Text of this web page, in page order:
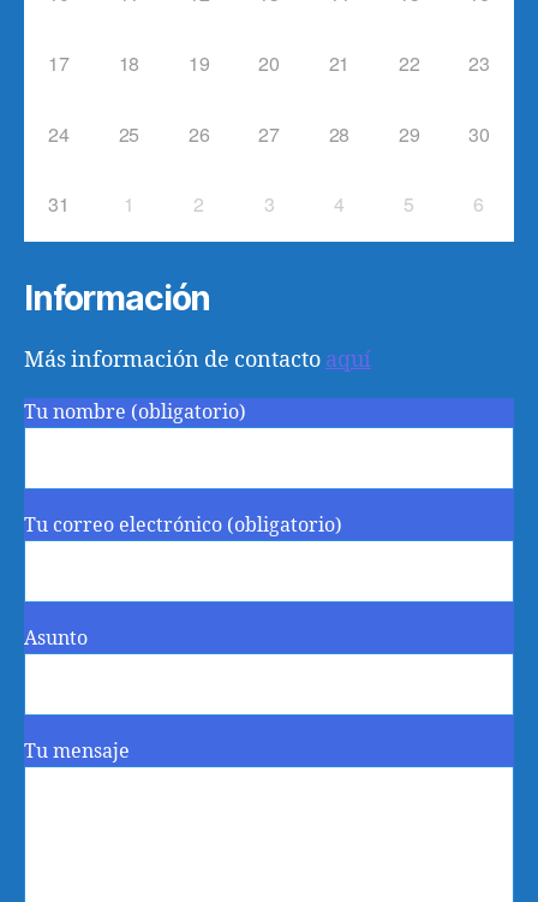
17 18 19 20 21 22 23
24 25 26 27 28 29 30
31 1 2 3 4 5 6
Información
Más información de contacto aquí
Tu nombre (obligatorio)
Tu correo electrónico (obligatorio)
Asunto
Tu mensaje